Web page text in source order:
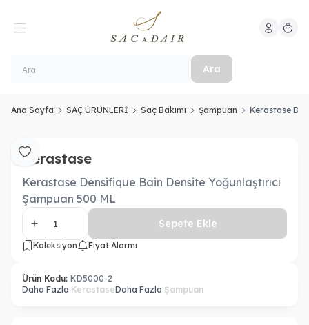
Ara
Hesabım
Ana Sayfa SAÇ ÜRÜNLERİ Saç Bakımı Şampuan Kerastase
Favoriye Ekle
Kerastase
Kerastase Densifique Bain Densite Yoğunlaştırıcı
Şampuan 500 ML
Sepete Ekle
Koleksiyon Fiyat Alarmı
Ürün Kodu: KD5000-2
Daha Fazla KerastaseDaha Fazla Şampuan